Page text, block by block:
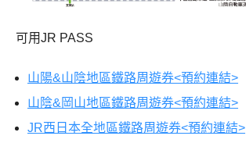
可用JR PASS
山陽&山陰地區鐵路周遊券<預約連結>
山陰&岡山地區鐵路周遊券<預約連結>
JR西日本全地區鐵路周遊券<預約連結>